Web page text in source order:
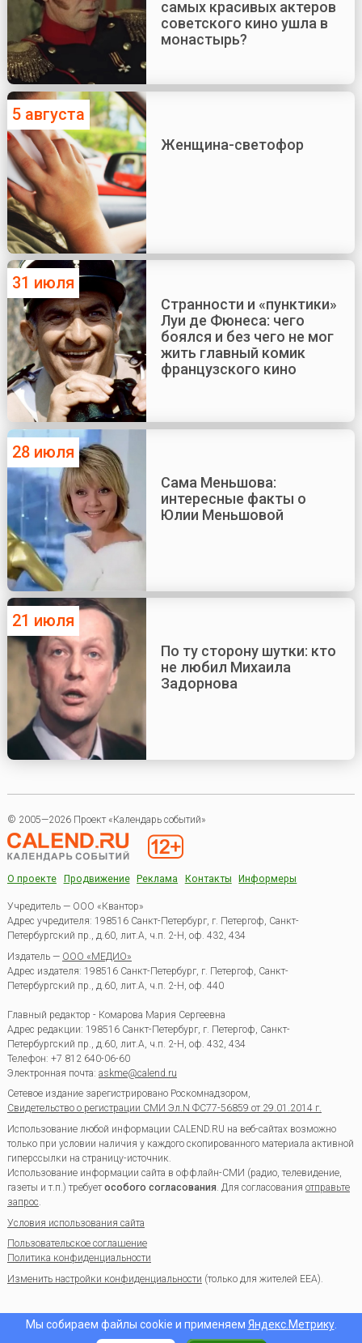
самых красивых актеров
советского кино ушла в
монастырь?
5 августа
Женщина-светофор
31 июля
Странности и «пунктики»
Луи де Фюнеса: чего
боялся и без чего не мог
жить главный комик
французского кино
28 июля
Сама Меньшова:
интересные факты о
Юлии Меньшовой
21 июля
По ту сторону шутки: кто
не любил Михаила
Задорнова
© 2005—2026 Проект «Календарь событий»
О проекте Продвижение Реклама Контакты Информеры
Учредитель — ООО «Квантор»
Адрес учредителя: 198516 Санкт-Петербург, г. Петергоф, Санкт-
Петербургский пр., д.60, лит.А, ч.п. 2-Н, оф. 432, 434
Издатель — ООО «МЕДИО»
Адрес издателя: 198516 Санкт-Петербург, г. Петергоф, Санкт-
Петербургский пр., д.60, лит.А, ч.п. 2-Н, оф. 440
Главный редактор - Комарова Мария Сергеевна
Адрес редакции: 198516 Санкт-Петербург, г. Петергоф Санкт-
Петербургский пр., д.60, лит.А, ч.п. 2-Н, оф. 432, 434
Телефон: +7 812 640-06-60
Электронная почта: askme@calend.ru
Сетевое издание зарегистрировано Роскомнадзором,
Свидетельство о регистрации СМИ Эл.N ФС77-56859 от 29.01.2014 г.
Использование любой информации CALEND.RU на веб-сайтах возможно
только при условии наличия у каждого скопированного материала активной
гиперссылки на страницу-источник.
Использование информации сайта в оффлайн-СМИ (радио, телевидение,
газеты и т.п.) требуетособого согласования. Для согласования отправьте
запрос.
Условия использования сайта
Пользовательское соглашение
Политика конфиденциальности
Изменить настройки конфиденциальности (только для жителей EEA).
Мы собираем файлы cookie и применяем Яндекс.Метрику.